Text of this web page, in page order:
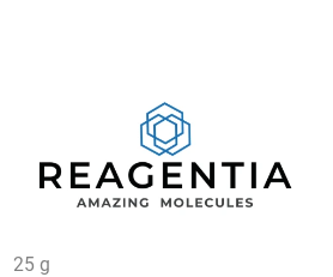
25 g